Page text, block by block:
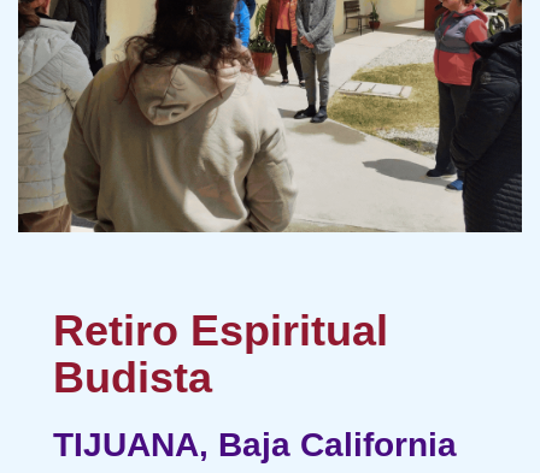
Retiro Espiritual
Budista
TIJUANA, Baja California